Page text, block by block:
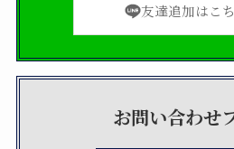
友達追加はこ
お問い合わせ